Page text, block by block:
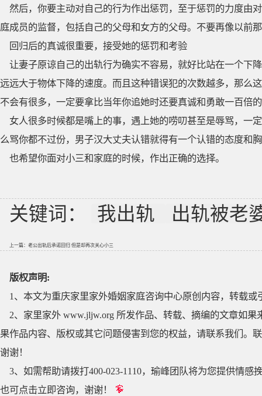
然后，你要主动对自己的行为作出惩罚，至于惩罚的力度由
庭成员的监督，包括自己的父母和女方的父母。不要再像以前
回归后的真诚很重要，接受她的惩罚和考验
让妻子原谅自己的出轨行为确实不容易，就好比站在一个下
远远大于物体下降的速度。而且这种错误犯的次数越多，那么
不会有很多，一定要拿比当年你追她时还要真诚和勇敢一百倍
女人很多时候都是嘴上的事，遇上她的唠叨甚至是辱骂，一
么骂你都不过份，男子汉大丈夫认错就得有一个认错的态度和
也希望你面对小三和家庭的时候，作出正确的选择。
关键词： 我出轨 出轨被老
上一篇： 老公出轨后承诺回归 但是却再次关心小三
版权声明:
1、本文为重庆家里家外婚姻家庭咨询中心原创内容，转载
2、家里家外 www.jljw.org 所发作品、转载、摘编的文章如
果作品内容、版权或其它问题侵害到您的权益，请联系我们。
谢谢！
3、如需帮助请拨打400-023-1110，瑜峰团队将为您提供情
也可点击立即咨询，谢谢！